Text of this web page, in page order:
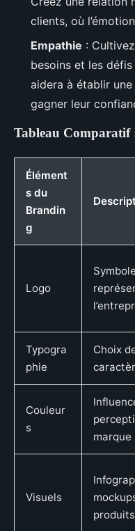
clients, où
Empathie :
besoins et les
aidera à établir
gagner leur
Tableau Comparatif
Élément
s du
Brandin
g
Logo
Typogra
phie
Choix
Couleur
s
marque
Visuels
produits